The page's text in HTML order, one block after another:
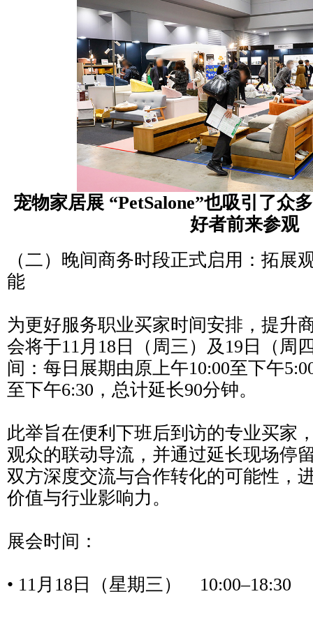
宠物家居展 “PetSalone”也吸引了众
好者前来参观
（二）晚间商务时段正式启用：拓展
能
为更好服务职业买家时间安排，提升
会将于11月18日（周三）及19日（周
间：每日展期由原上午10:00至下午
至下午6:30，总计延长90分钟。
此举旨在便利下班后到访的专业买家
观众的联动导流，并通过延长现场停
双方深度交流与合作转化的可能性，
价值与行业影响力。
展会时间：
• 11月18日（星期三） 10:00–18:30